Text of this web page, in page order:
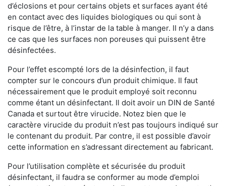
d’éclosions et pour certains objets et surfaces ayant été
en contact avec des liquides biologiques ou qui sont à
risque de l’être, à l’instar de la table à manger. II n’y a dans
ce cas que les surfaces non poreuses qui puissent être
désinfectées.
Pour l’effet escompté lors de la désinfection, il faut
compter sur le concours d’un produit chimique. Il faut
nécessairement que le produit employé soit reconnu
comme étant un désinfectant. Il doit avoir un DIN de Santé
Canada et surtout être virucide. Notez bien que le
caractère virucide du produit n’est pas toujours indiqué sur
le contenant du produit. Par contre, il est possible d’avoir
cette information en s’adressant directement au fabricant.
Pour l’utilisation complète et sécurisée du produit
désinfectant, il faudra se conformer au mode d’emploi